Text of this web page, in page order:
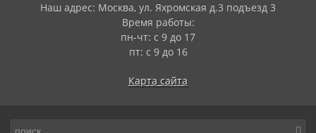
Наш адрес: Москва, ул. Яхромская д.3 подъезд 3
Время работы:
пн-чт: с 9 до 17
пт: с 9 до 16
Карта сайта